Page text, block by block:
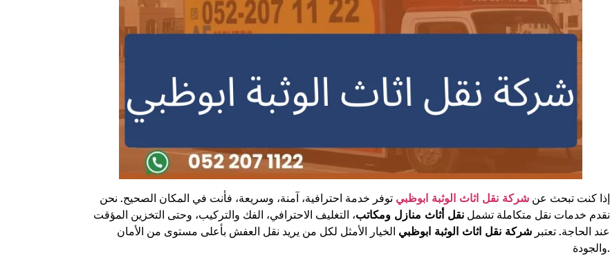
إذا كنت تبحث عن شركة نقل اثاث الوثبة ابوظبي توفر خدمة احترافية، آمنة، وسريعة، فأنت في المكان الصحيح. نحن
نقدم خدمات نقل متكاملة تشمل نقل أثاث منازل ومكاتب، التغليف الاحترافي، الفك والتركيب، وحتى التخزين المؤقت
عند الحاجة. تعتبر شركة نقل اثاث الوثبة ابوظبي الخيار الأمثل لكل من يريد نقل العفش بأعلى مستوى من الأمان
والجودة.